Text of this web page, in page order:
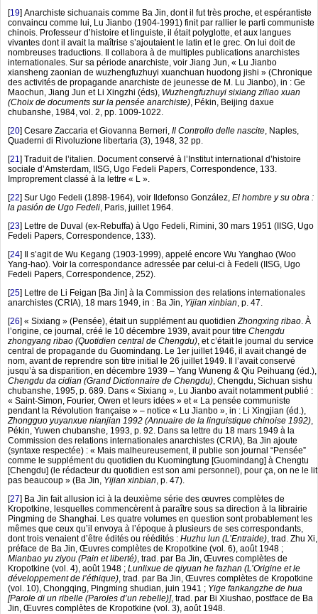
[19] Anarchiste sichuanais comme Ba Jin, dont il fut très proche, et espérantiste
convaincu comme lui, Lu Jianbo (1904-1991) finit par rallier le parti communiste
chinois. Professeur d’histoire et linguiste, il était polyglotte, et aux langues
vivantes dont il avait la maîtrise s’ajoutaient le latin et le grec. On lui doit de
nombreuses traductions. Il collabora à de multiples publications anarchistes
internationales. Sur sa période anarchiste, voir Jiang Jun, « Lu Jianbo
xiansheng zaonian de wuzhengfuzhuyi xuanchuan huodong jishi » (Chronique
des activités de propagande anarchiste de jeunesse de M. Lu Jianbo), in : Ge
Maochun, Jiang Jun et Li Xingzhi (éds), Wuzhengfuzhuyi sixiang ziliao xuan
(Choix de documents sur la pensée anarchiste) , Pékin, Beijing daxue
chubanshe, 1984, vol. 2, pp. 1009-1022.
[20] Cesare Zaccaria et Giovanna Berneri, Il Controllo delle nascite , Naples,
Quaderni di Rivoluzione libertaria (3), 1948, 32 pp.
[21 ] Traduit de l’italien. Document conservé à l’Institut international d’histoire
sociale d’Amsterdam, IISG, Ugo Fedeli Papers, Correspondence, 133.
Improprement classé à la lettre « L ».
[22] Sur Ugo Fedeli (1898-1964), voir Ildefonso González, El hombre y su obra :
la pasión de Ugo Fedeli , Paris, juillet 1964.
[23] Lettre de Duval (ex-Rebuffa) à Ugo Fedeli, Rimini, 30 mars 1951 (IISG, Ugo
Fedeli Papers, Correspondence, 133).
[24] Il s’agit de Wu Kegang (1903-1999), appelé encore Wu Yanghao (Woo
Yang-hao). Voir la correspondance adressée par celui-ci à Fedeli (IISG, Ugo
Fedeli Papers, Correspondence, 252).
[25] Lettre de Li Feigan [Ba Jin] à la Commission des relations internationales
anarchistes (CRIA), 18 mars 1949, in : Ba Jin, Yijian xinbian , p. 47.
[26] « Sixiang » (Pensée), était un supplément au quotidien Zhongxing ribao . À
l’origine, ce journal, créé le 10 décembre 1939, avait pour titre Chengdu
zhongyang ribao (Quotidien central de Chengdu) , et c’était le journal du service
central de propagande du Guomindang. Le 1er juillet 1946, il avait changé de
nom, avant de reprendre son titre initial le 26 juillet 1949. Il l’avait conservé
jusqu’à sa disparition, en décembre 1939 – Yang Wuneng & Qiu Peihuang (éd.),
Chengdu da cidian (Grand Dictionnaire de Chengdu) , Chengdu, Sichuan sishu
chubanshe, 1995, p. 689. Dans « Sixiang », Lu Jianbo avait notamment publié :
« Saint-Simon, Fourier, Owen et leurs idées » et « La pensée communiste
pendant la Révolution française » – notice « Lu Jianbo », in : Li Xingjian (éd.),
Zhongguo yuyanxue nianjian 1992 (Annuaire de la linguistique chinoise 1992)
Pékin, Yuwen chubanshe, 1993, p. 92. Dans sa lettre du 18 mars 1949 à la
Commission des relations internationales anarchistes (CRIA), Ba Jin ajoute
(syntaxe respectée) : « Mais malheureusement, il publie son journal “Pensée”
comme le supplément du quotidien du Kuomingtung [Guomindang] à Chengtu
[Chengdu] (le rédacteur du quotidien est son ami personnel), pour ça, on ne le lit
pas beaucoup » (Ba Jin, Yijian xinbian , p. 47).
[27] Ba Jin fait allusion ici à la deuxième série des œuvres complètes de
Kropotkine, lesquelles commencèrent à paraître sous sa direction à la librairie
Pingming de Shanghai. Les quatre volumes en question sont probablement les
mêmes que ceux qu’il envoya à l’époque à plusieurs de ses correspondants,
dont trois venaient d’être édités ou réédités : Huzhu lun (L’Entraide) , trad. Zhu Xi,
préface de Ba Jin, Œuvres complètes de Kropotkine (vol. 6), août 1948 ;
Mianbao yu ziyou (Pain et liberté) , trad. par Ba Jin, Œuvres complètes de
Kropotkine (vol. 4), août 1948 ; Lunlixue de qiyuan he fazhan (L’Origine et le
développement de l’éthique) , trad. par Ba Jin, Œuvres complètes de Kropotkine
(vol. 10), Chongqing, Pingming shudian, juin 1941 ; Yige fankangzhe de hua
[Parole di un ribelle (Paroles d’un rebelle)], trad. par Bi Xiushao, postface de Ba
Jin, Œuvres complètes de Kropotkine (vol. 3), août 1948.